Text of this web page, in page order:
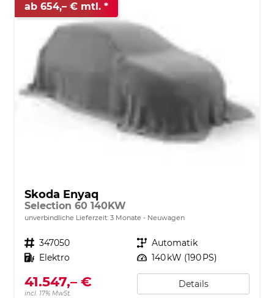
ab 654,– € mtl.
Skoda Enyaq
Selection 60 140KW
unverbindliche Lieferzeit: 3 Monate Neuwagen
Fahrzeugnr. 347050 Getriebe Automatik
Kraftstoff Elektro Leistung 140 kW (190 PS)
41.547,– €
incl. 17% MwSt.
Details